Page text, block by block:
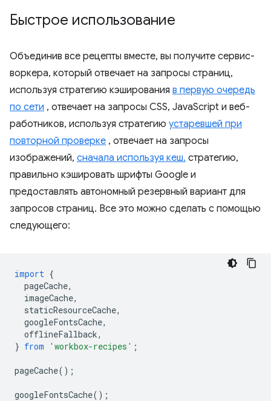
Быстрое использование
Объединив все рецепты вместе, вы получите сервис-
воркера, который отвечает на запросы страниц,
используя стратегию кэширования в первую очередь
по сети , отвечает на запросы CSS, JavaScript и веб-
работников, используя стратегию устаревшей при
повторной проверке , отвечает на запросы
изображений, сначала используя кеш. стратегию,
правильно кэшировать шрифты Google и
предоставлять автономный резервный вариант для
запросов страниц. Все это можно сделать с помощью
следующего:
import {
pageCache,
imageCache,
staticResourceCache,
googleFontsCache,
offlineFallback,
} from 'workbox-recipes' ;
pageCache();
googleFontsCache();